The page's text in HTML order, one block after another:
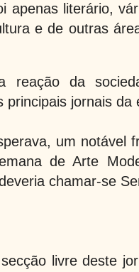
apenas literário,
e de outras
reação da
principais jornais da
um notável
de Arte
chamar-se
livre deste